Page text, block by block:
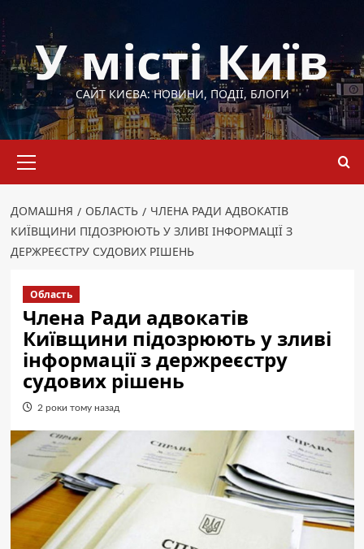
до
вмістуУ місті Київ
САЙТ КИЄВА: НОВИНИ, ПОДІЇ, БЛОГИ
меню
ДОМАШНЯ ОБЛАСТЬ
ЧЛЕНА РАДИ АДВОКАТІВ
КИЇВЩИНИ ПІДОЗРЮЮТЬ У ЗЛИВІ ІНФОРМАЦІЇ З
ДЕРЖРЕЄСТРУ СУДОВИХ РІШЕНЬ
Область
Члена Ради адвокатів
Київщини підозрюють у зливі
інформації з держреєстру
судових рішень
2 роки тому назад